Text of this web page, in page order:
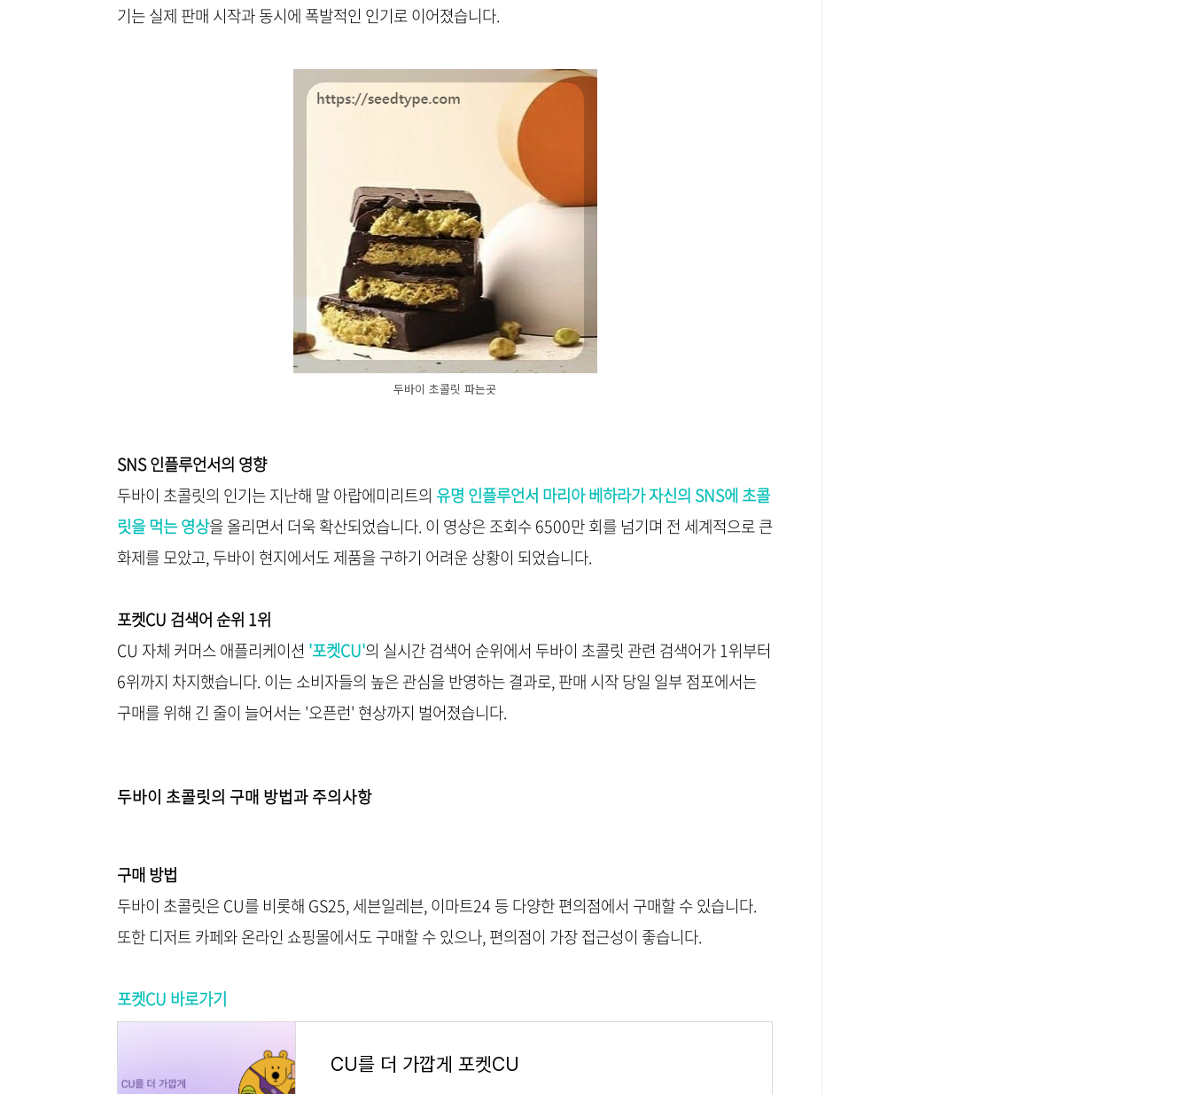
기는 실제 판매 시작과 동시에 폭발적인 인기로 이어졌습니다.
두바이 초콜릿 파는곳
SNS 인플루언서의 영향
두바이 초콜릿의 인기는 지난해 말 아랍에미리트의 유명 인플루언서 마리아 베하라가 자신의 SNS에 초콜
릿을 먹는 영상을 올리면서 더욱 확산되었습니다. 이 영상은 조회수 6500만 회를 넘기며 전 세계적으로 큰
화제를 모았고, 두바이 현지에서도 제품을 구하기 어려운 상황이 되었습니다.
포켓CU 검색어 순위 1위
CU 자체 커머스 애플리케이션 '포켓CU'의 실시간 검색어 순위에서 두바이 초콜릿 관련 검색어가 1위부터
6위까지 차지했습니다. 이는 소비자들의 높은 관심을 반영하는 결과로, 판매 시작 당일 일부 점포에서는
구매를 위해 긴 줄이 늘어서는 '오픈런' 현상까지 벌어졌습니다.
두바이 초콜릿의 구매 방법과 주의사항
구매 방법
두바이 초콜릿은 CU를 비롯해 GS25, 세븐일레븐, 이마트24 등 다양한 편의점에서 구매할 수 있습니다.
또한 디저트 카페와 온라인 쇼핑몰에서도 구매할 수 있으나, 편의점이 가장 접근성이 좋습니다.
포켓CU 바로가기
CU를 더 가깝게 포켓CU